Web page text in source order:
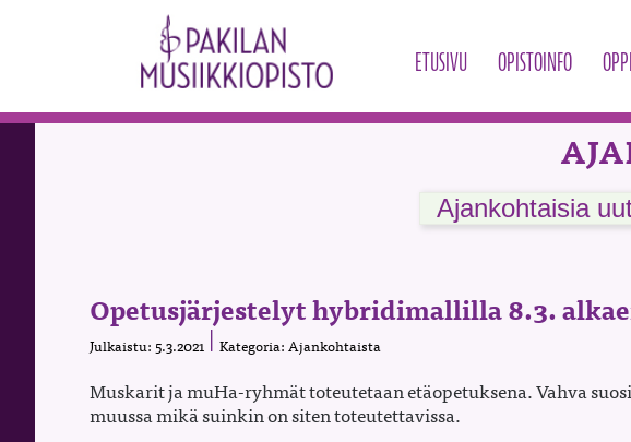
ETUSIVU OPISTOINFO
Ajankohtaisia
Opetusjärjestelyt hybridimallilla 8.3.
Julkaistu: 5.3.2021 Kategoria: Ajankohtaista
Muskarit ja muHa-ryhmät toteutetaan etäopetuksena. Vahva
muussa mikä suinkin on siten toteutettavissa.